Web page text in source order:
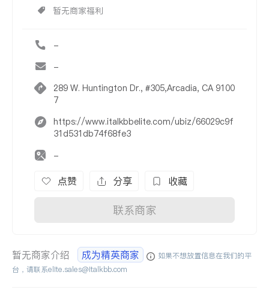
暂无商家福利
-
-
289 W. Huntington Dr., #305,Arcadia, CA 9100
7
https://www.italkbbelite.com/ubiz/66029c9f
31d531db74f68fe3
-
点赞 分享 收藏
联系商家
暂无商家介绍 成为精英商家
如果不想放置信息在我们的平
台，请联系elite.sales@italkbb.com